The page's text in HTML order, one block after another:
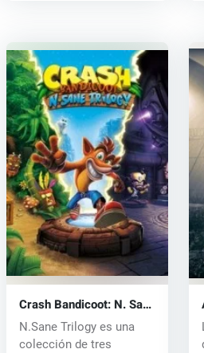
Crash Bandicoot: N. Sane
Trilogy (PS4) key
N.Sane Trilogy es una
colección de tres